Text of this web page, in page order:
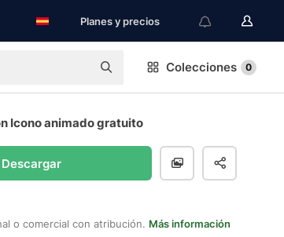
Planes y precios
Colecciones 0
Icono animado gratuito
Descargar
o comercial con atribución. Más información